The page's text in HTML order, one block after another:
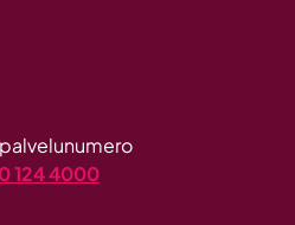
124 4000